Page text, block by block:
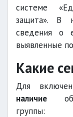
системе
защита». В
сведения о
выявленные
Какие
Для
наличие
группы: